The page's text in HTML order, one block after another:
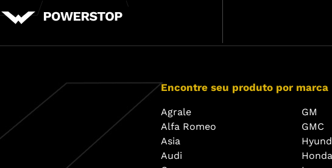
Encontre seu produto por marca
Agrale
Alfa Romeo
Asia
Audi
GM
GMC
Honda